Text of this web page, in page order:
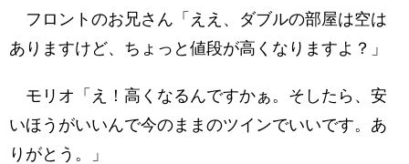
フロントのお兄さん「ええ、ダブルの部屋は空は
ありますけど、ちょっと値段が高くなりますよ？」
モリオ「え！高くなるんですかぁ。そしたら、安
いほうがいいんで今のままのツインでいいです。あ
りがとう。」